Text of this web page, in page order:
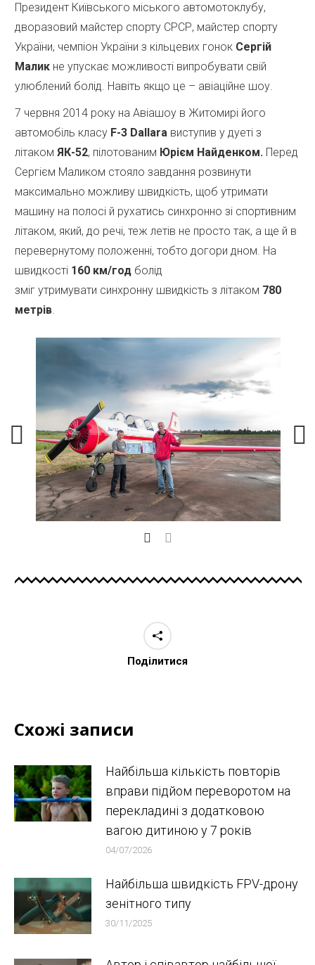
Президент Київського міського автомотоклубу,
дворазовий майстер спорту СРСР, майстер спорту
України, чемпіон України з кільцевих гонок Сергій
Маликне упускає можливості випробувати свій
улюблений болід. Навіть якщо це – авіаційне шоу.
7 червня 2014 року на Авіашоу в Житомирі його
автомобіль класу F-3 Dallaraвиступив у дуеті з
літаком ЯК-52, пілотованим Юрієм Найденком. Перед
Сергієм Маликом стояло завдання розвинути
максимально можливу швидкість, щоб утримати
машину на полосі й рухатись синхронно зі спортивним
літаком, який, до речі, теж летів не просто так, а ще й в
перевернутому положенні, тобто догори дном. На
швидкості 160 км/годболід
зміг утримувати синхронну швидкість з літаком 780
метрів.
Поділитися
Схожі записи
Найбільша кількість повторів
вправи підйом переворотом на
перекладині з додатковою
вагою дитиною у 7 років
04/07/2026
Найбільша швидкість FPV-дрону
зенітного типу
30/11/2025